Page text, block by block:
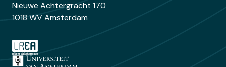
Nieuwe Achtergracht 170
1018 WV Amsterdam